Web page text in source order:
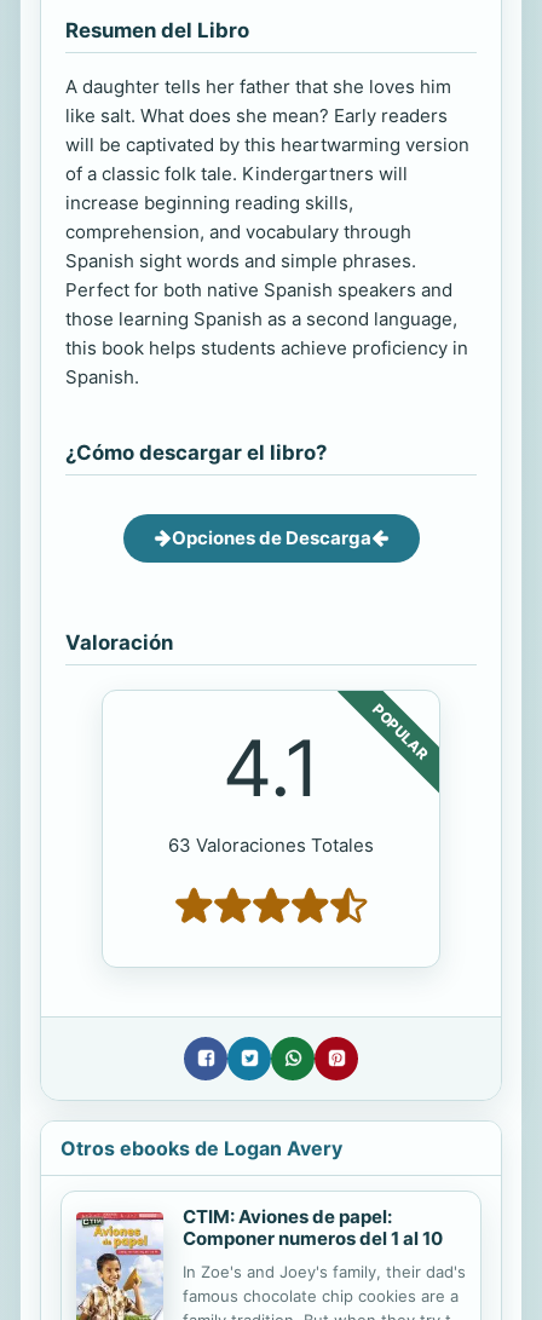
Resumen del Libro
A daughter tells her father that she loves him
like salt. What does she mean? Early readers
will be captivated by this heartwarming version
of a classic folk tale. Kindergartners will
increase beginning reading skills,
comprehension, and vocabulary through
Spanish sight words and simple phrases.
Perfect for both native Spanish speakers and
those learning Spanish as a second language,
this book helps students achieve proficiency in
Spanish.
¿Cómo descargar el libro?
Opciones de Descarga
Valoración
POPULAR
4.1
63 Valoraciones Totales
Otros ebooks de Logan Avery
CTIM: Aviones de papel:
Componer numeros del 1 al 10
In Zoe's and Joey's family, their dad's
famous chocolate chip cookies are a